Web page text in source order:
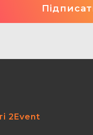
2Event